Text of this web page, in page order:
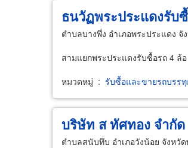
ธนวัฏพระประแดงรับ
ตำบลบางพึ่ง อำเภอพระประแดง จั
สามแยกพระประแดงรับซื้อรถ 4 ล้
หมวดหมู่ : รับซื้อและขายรถบรร
บริษัท ส ทัศทอง จำกัด
ตำบลสนับทึบ อำเภอวังน้อย จังหวั